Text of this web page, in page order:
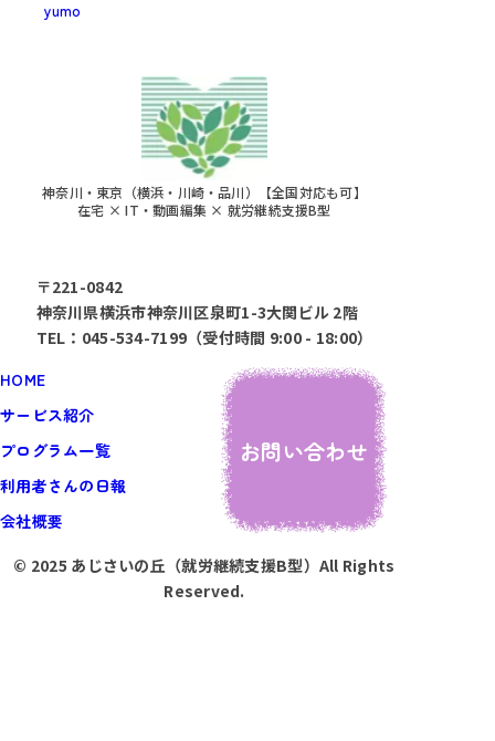
yumo
神奈川・東京（横浜・川崎・品川）【全国対応も可】
在宅 × IT・動画編集 × 就労継続支援B型
〒221-0842
神奈川県横浜市神奈川区泉町1-3大関ビル 2階
TEL：045-534-7199（受付時間 9:00 - 18:00）
HOME
サービス紹介
プログラム一覧
利用者さんの日報
会社概要
お問い合わせ
© 2025 あじさいの丘（就労継続支援B型）All Rights
Reserved.